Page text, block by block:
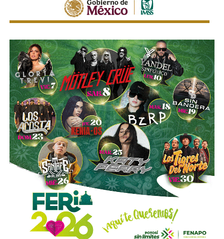
el día más sangriento de la guerra y también su punto de
la flota sudamericana se retiró a sus
se disputaría en tierra, con pibes que no sabían bien por
qué estaban ahí, contra soldados que sí.
El poeta Jorge Luis Borges, de ascendencia parcialmente
británica, lo vio desde Buenos Aires y dictaminó con su
ironía característica: “La guerra de las Malvinas es una
pelea entre dos calvos por un peine.” Tres años después
escribió el poema “Juan López y John Ward”, sobre dos
soldados ficticios (uno por bando) que mueren en las islas
sin haber cruzado una sola palabra. Los llamó víctimas de
“unas islas demasiado famosas.”
Al final, murieron 649 soldados argentinos y 285
británicos.Argentina se rindió el 14 de junio de 1982
Mundial de España comenzó al día siguiente. No hubo
pausa. No hubo luto colectivo. Hubo futbol.